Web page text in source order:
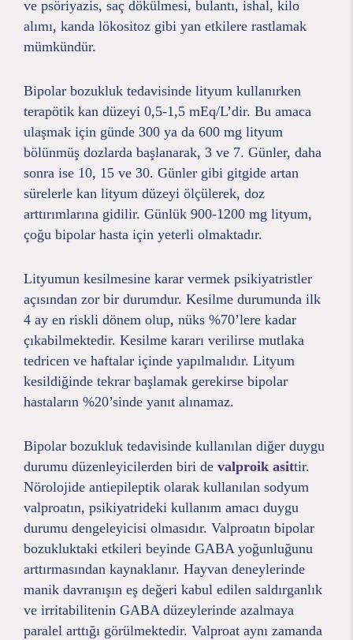
ve psöriyazis, saç dökülmesi, bulantı, ishal, kilo
alımı, kanda lökositoz gibi yan etkilere rastlamak
mümkündür.
Bipolar bozukluk tedavisinde lityum kullanırken
terapötik kan düzeyi 0,5-1,5 mEq/L’dir. Bu amaca
ulaşmak için günde 300 ya da 600 mg lityum
bölünmüş dozlarda başlanarak, 3 ve 7. Günler, daha
sonra ise 10, 15 ve 30. Günler gibi gitgide artan
sürelerle kan lityum düzeyi ölçülerek, doz
arttırımlarına gidilir. Günlük 900-1200 mg lityum,
çoğu bipolar hasta için yeterli olmaktadır.
Lityumun kesilmesine karar vermek psikiyatristler
açısından zor bir durumdur. Kesilme durumunda ilk
4 ay en riskli dönem olup, nüks %70’lere kadar
çıkabilmektedir. Kesilme kararı verilirse mutlaka
tedricen ve haftalar içinde yapılmalıdır. Lityum
kesildiğinde tekrar başlamak gerekirse bipolar
hastaların %20’sinde yanıt alınamaz.
Bipolar bozukluk tedavisinde kullanılan diğer duygu
durumu düzenleyicilerden biri de valproik asittir.
Nörolojide antiepileptik olarak kullanılan sodyum
valproatın, psikiyatrideki kullanım amacı duygu
durumu dengeleyicisi olmasıdır. Valproatın bipolar
bozukluktaki etkileri beyinde GABA yoğunluğunu
arttırmasından kaynaklanır. Hayvan deneylerinde
manik davranışın eş değeri kabul edilen saldırganlık
ve irritabilitenin GABA düzeylerinde azalmaya
paralel arttığı görülmektedir. Valproat aynı zamanda